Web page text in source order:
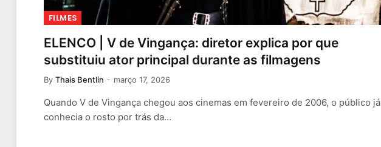
FILMES
ELENCO | V de Vingança: diretor explica por que
substituiu ator principal durante as filmagens
By Thais Bentlin março 17, 2026
Quando V de Vingança chegou aos cinemas em fevereiro de 2006, o público já
conhecia o rosto por trás da…